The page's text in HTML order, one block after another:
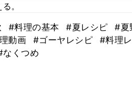
。
#料理の基本 #夏レシピ #夏
動画 #ゴーヤレシピ #料理
なくつめ